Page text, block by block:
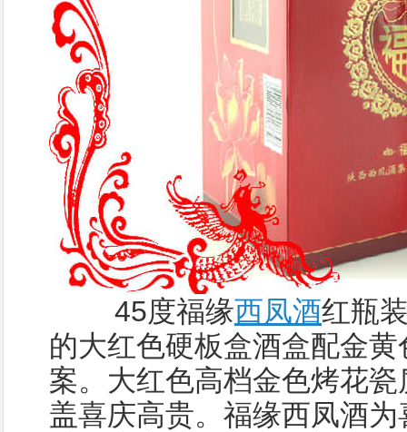
45度福缘西凤酒红瓶
的大红色硬板盒酒盒配金
案。大红色高档金色烤花
盖喜庆高贵。福缘西凤酒